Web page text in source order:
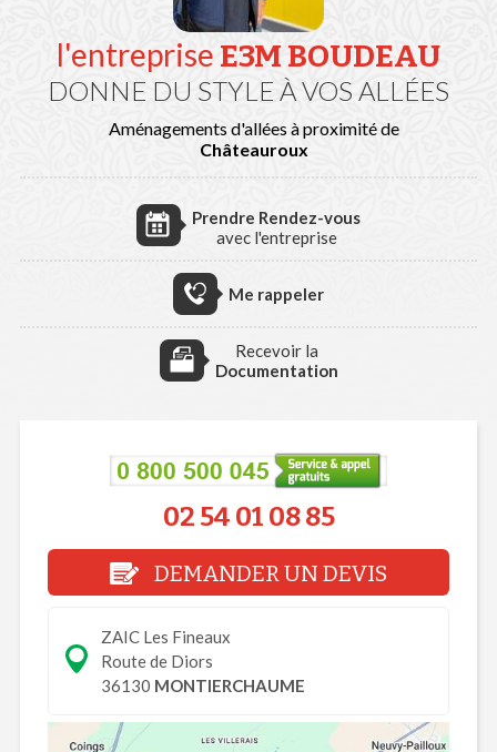
l'entreprise E3M BOUDEAU
DONNE DU STYLE À VOS ALLÉES
Aménagements d'allées à proximité de
Châteauroux
Prendre Rendez-vous
avec l'entreprise
Me rappeler
Recevoir la
Documentation
02 54 01 08 85
DEMANDER UN DEVIS
ZAIC Les Fineaux
Route de Diors
36130 MONTIERCHAUME